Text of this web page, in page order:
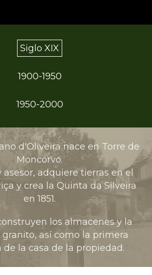
Siglo XIX
1900-1950
1950-2000
d'Oliveira nace en Torre de
Moncorvo.
asesor, adquiere tierras en el
y crea la Quinta da Silveira
en 1851.
los almacenes y la
así como la primera
de la casa de la propiedad.